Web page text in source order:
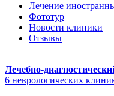
Лечение
Фототур
Новости клиники
Отзывы
Лечебно-
6 неврологических